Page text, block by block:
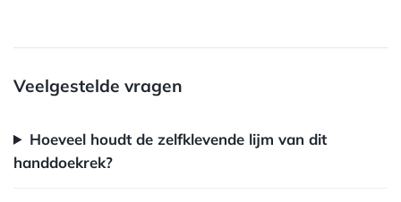
Veelgestelde vragen
Hoeveel houdt de zelfklevende lijm van dit
handdoekrek?